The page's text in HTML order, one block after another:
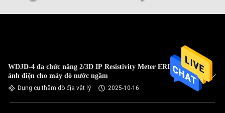
WDJD-4 đa chức năng 2/3D IP Resistivity Meter ERI hình
ảnh điện cho máy dò nước ngầm
Dụng cụ thăm dò địa vật lý 2025-10-16